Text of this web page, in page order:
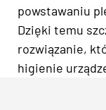
powstawaniu
Dzięki temu
rozwiązanie,
higienie